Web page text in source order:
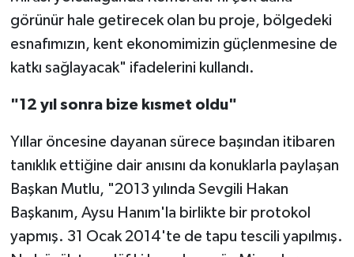
görünür hale getirecek olan bu proje, bölgedeki
esnafımızın, kent ekonomimizin güçlenmesine de
katkı sağlayacak" ifadelerini kullandı.
"12 yıl sonra bize kısmet oldu"
Yıllar öncesine dayanan sürece başından itibaren
tanıklık ettiğine dair anısını da konuklarla paylaşan
Başkan Mutlu, "2013 yılında Sevgili Hakan
Başkanım, Aysu Hanım'la birlikte bir protokol
yapmış. 31 Ocak 2014'te de tapu tescili yapılmış.